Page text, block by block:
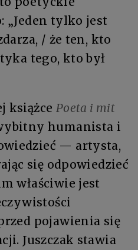
„Jeden tylko jest
/ że ten, kto
tego, kto był
książce Poeta i mit
humanista i
— artysta,
się odpowiedzieć
właściwie jest
pojawienia się
Juszczak stawia